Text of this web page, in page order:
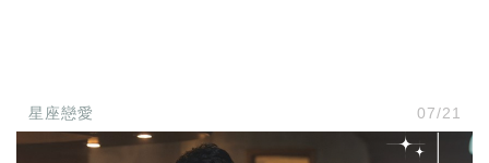
星座戀愛 07/21